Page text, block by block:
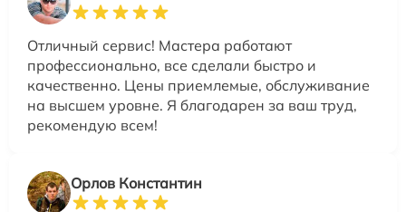
Отличный сервис! Мастера работают
профессионально, все сделали быстро и
качественно. Цены приемлемые, обслуживание
на высшем уровне. Я благодарен за ваш труд,
рекомендую всем!
Орлов Константин